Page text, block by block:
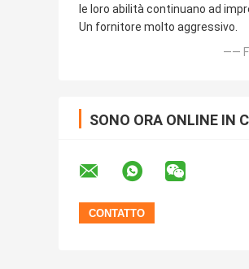
le loro abilità continuano ad
Un fornitore molto aggressivo.
——
SONO ORA ONLINE IN